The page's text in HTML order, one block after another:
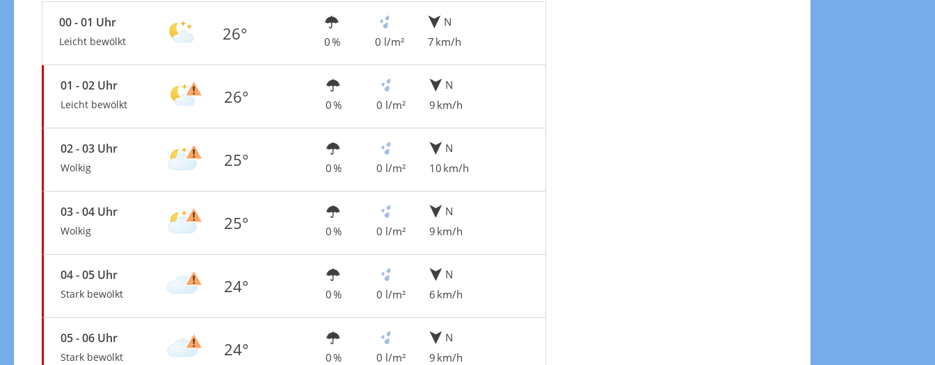
00 - 01 Uhr
Leicht bewölkt 26° 0 % 0 l/m²
N
7 km/h
01 - 02 Uhr
Leicht bewölkt 26° 0 % 0 l/m²
N
9 km/h
02 - 03 Uhr
Wolkig 25° 0 % 0 l/m²
N
10 km/h
03 - 04 Uhr
Wolkig 25° 0 % 0 l/m²
N
9 km/h
04 - 05 Uhr
Stark bewölkt 24° 0 % 0 l/m²
N
6 km/h
05 - 06 Uhr
Stark bewölkt 24° 0 % 0 l/m²
N
9 km/h